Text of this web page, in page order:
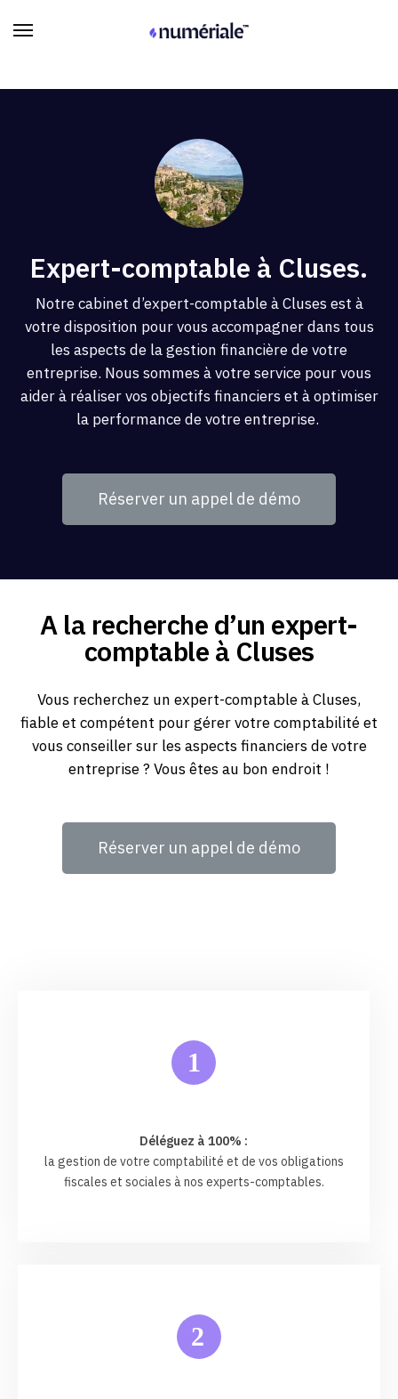
Expert-comptable à Cluses.
Notre cabinet d’expert-comptable à Cluses est à
votre disposition pour vous accompagner dans tous
les aspects de la gestion financière de votre
entreprise. Nous sommes à votre service pour vous
aider à réaliser vos objectifs financiers et à optimiser
la performance de votre entreprise.
Réserver un appel de démo
A la recherche d’un expert-
comptable à Cluses
Vous recherchez un expert-comptable à Cluses,
fiable et compétent pour gérer votre comptabilité et
vous conseiller sur les aspects financiers de votre
entreprise ? Vous êtes au bon endroit !
Réserver un appel de démo
1
Déléguez à 100% :
la gestion de votre comptabilité et de vos obligations
fiscales et sociales à nos experts-comptables.
2